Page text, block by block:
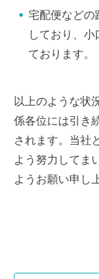
宅配便などの
しており、
ております。
以上のような状
係各位には引き
されます。当社
よう努力してま
ようお願い申し